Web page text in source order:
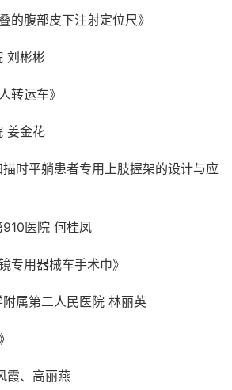
的腹部皮下注射定位尺》
刘彬彬
转运车》
姜金花
时平躺患者专用上肢握架的设计与应
医院 何桂凤
专用器械车手术巾》
属第二人民医院 林丽英
霞、高丽燕